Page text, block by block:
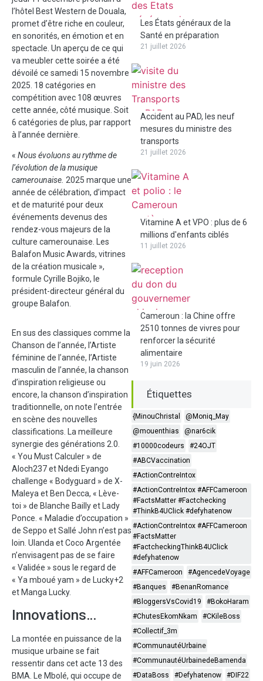
l’hôtel Best Western de Douala,
promet d’être riche en couleur,
en sonorités, en émotion et en
spectacle. Un aperçu de ce qui
va meubler cette soirée a été
dévoilé ce samedi 15 novembre
2025. 18 catégories en
compétition avec 108 œuvres
cette année, côté musique. Soit
6 catégories de plus, par rapport
à l’année dernière.
« Nous évoluons au rythme de
l’évolution de la musique
camerounaise. 2025 marque une
année de célébration, d’impact
et de maturité pour deux
événements devenus des
rendez-vous majeurs de la
culture camerounaise. Les
Balafon Music Awards, vitrines
de la création musicale »,
formule Cyrille Bojiko, le
président-directeur général du
groupe Balafon.
En sus des classiques comme la
Chanson de l’année, l’Artiste
féminine de l’année, l’Artiste
masculin de l’année, la chanson
d’inspiration religieuse ou
encore, la chanson d’inspiration
traditionnelle, on note l’entrée
en scène des nouvelles
classifications. La meilleure
synergie des générations 2.0.
« You Must Calculer » de
Aloch237 et Ndedi Eyango
challenge « Bodyguard » de X-
Maleya et Ben Decca, « Lève-
toi » de Blanche Bailly et Lady
Ponce. « Maladie d’occupation »
de Seppo et Sallé John n’est pas
loin. Ulanda et Coco Argentée
n’envisagent pas de se faire
« Validée » sous le regard de
« Ya mboué yam » de Lucky+2
et Manga Lucky.
Innovations…
La montée en puissance de la
musique urbaine se fait
ressentir dans cet acte 13 des
BMA. Le Mbolé, qui occupe de
Les États généraux de la
Santé en préparation
21 juillet 2026
Accident au PAD, les neuf
mesures du ministre des
transports
21 juillet 2026
Vitamine A et VPO : plus de 6
millions d'enfants ciblés
11 juillet 2026
Cameroun : la Chine offre
2510 tonnes de vivres pour
renforcer la sécurité
alimentaire
19 juin 2026
Étiquettes
{MinouChristal
@Moniq_May
@mouenthias
@nar6cik
#10000codeurs
#24OJT
#ABCVaccination
#ActionContreIntox
#ActionContreIntox #AFFCameroon
#FactsMatter #Factchecking
#ThinkB4UClick #defyhatenow
#ActionContreIntox #AFFCameroon
#FactsMatter
#FactcheckingThinkB4UClick
#defyhatenow
#AFFCameroon
#AgencedeVoyage
#Banques
#BenanRomance
#BloggersVsCovid19
#BokoHaram
#ChutesEkomNkam
#CKileBoss
#Collectif_3m
#CommunautéUrbaine
#CommunautéUrbainedeBamenda
#DataBoss
#Defyhatenow
#DIF22